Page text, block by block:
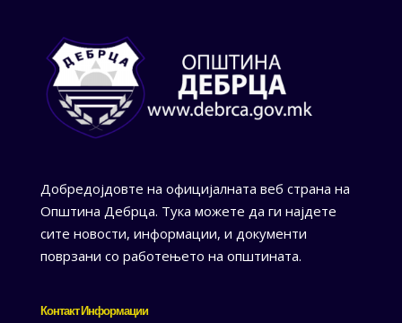
Добредојдовте на официјалната веб страна на
Општина Дебрца. Тука можете да ги најдете
сите новости, информации, и документи
поврзани со работењето на општината.
Контакт Информации